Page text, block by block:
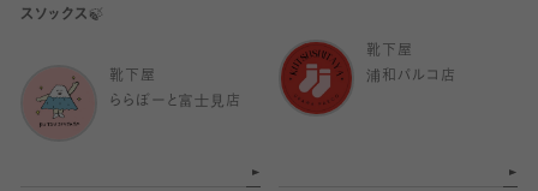
スソックス🍃
靴下屋
ららぽーと富士見店
靴下屋
浦和パルコ店